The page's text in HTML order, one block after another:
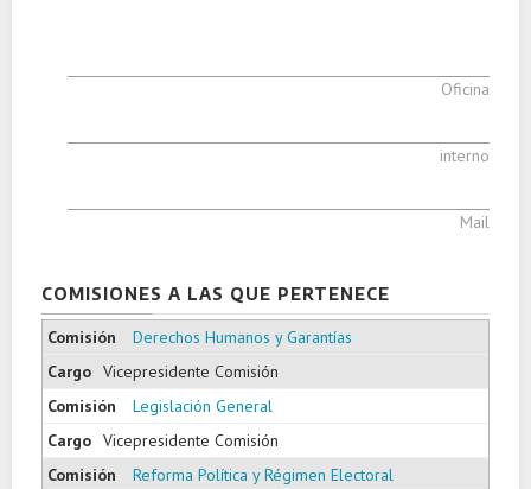
Oficina
interno
Mail
COMISIONES A LAS QUE PERTENECE
Derechos Humanos y Garantías
Vicepresidente Comisión
Legislación General
Vicepresidente Comisión
Reforma Política y Régimen Electoral